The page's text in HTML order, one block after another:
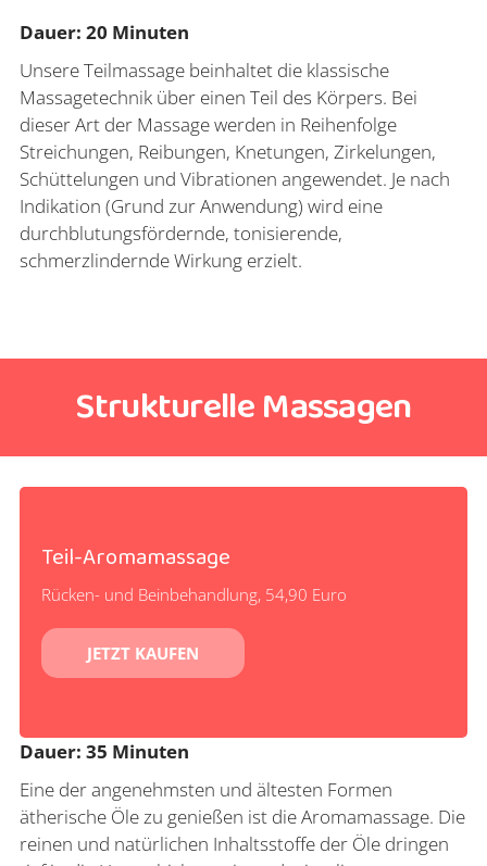
Dauer: 20 Minuten
Unsere Teilmassage beinhaltet die klassische
Massagetechnik über einen Teil des Körpers. Bei
dieser Art der Massage werden in Reihenfolge
Streichungen, Reibungen, Knetungen, Zirkelungen,
Schüttelungen und Vibrationen angewendet. Je nach
Indikation (Grund zur Anwendung) wird eine
durchblutungsfördernde, tonisierende,
schmerzlindernde Wirkung erzielt.
Strukturelle Massagen
Teil-Aromamassage
Rücken- und Beinbehandlung, 54,90 Euro
JETZT KAUFEN
Dauer: 35 Minuten
Eine der angenehmsten und ältesten Formen
ätherische Öle zu genießen ist die Aromamassage. Die
reinen und natürlichen Inhaltsstoffe der Öle dringen